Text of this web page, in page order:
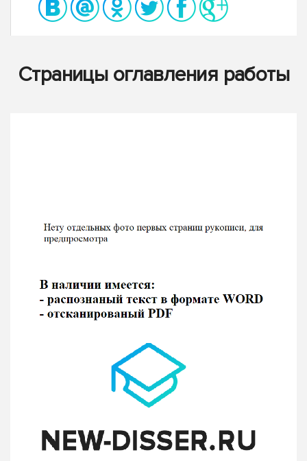
Страницы оглавления работы